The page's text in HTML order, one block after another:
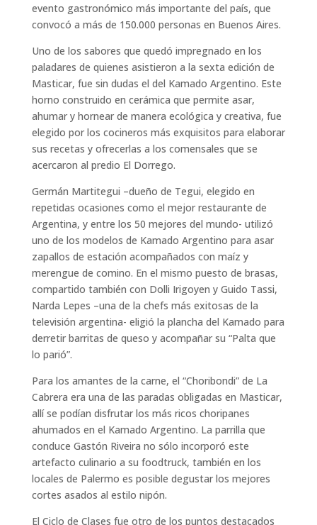
evento gastronómico más importante del país, que
convocó a más de 150.000 personas en Buenos Aires.
Uno de los sabores que quedó impregnado en los
paladares de quienes asistieron a la sexta edición de
Masticar, fue sin dudas el del Kamado Argentino. Este
horno construido en cerámica que permite asar,
ahumar y hornear de manera ecológica y creativa, fue
elegido por los cocineros más exquisitos para elaborar
sus recetas y ofrecerlas a los comensales que se
acercaron al predio El Dorrego.
Germán Martitegui –dueño de Tegui, elegido en
repetidas ocasiones como el mejor restaurante de
Argentina, y entre los 50 mejores del mundo- utilizó
uno de los modelos de Kamado Argentino para asar
zapallos de estación acompañados con maíz y
merengue de comino. En el mismo puesto de brasas,
compartido también con Dolli Irigoyen y Guido Tassi,
Narda Lepes –una de la chefs más exitosas de la
televisión argentina- eligió la plancha del Kamado para
derretir barritas de queso y acompañar su “Palta que
lo parió”.
Para los amantes de la carne, el “Choribondi” de La
Cabrera era una de las paradas obligadas en Masticar,
allí se podían disfrutar los más ricos choripanes
ahumados en el Kamado Argentino. La parrilla que
conduce Gastón Riveira no sólo incorporó este
artefacto culinario a su foodtruck, también en los
locales de Palermo es posible degustar los mejores
cortes asados al estilo nipón.
El Ciclo de Clases fue otro de los puntos destacados